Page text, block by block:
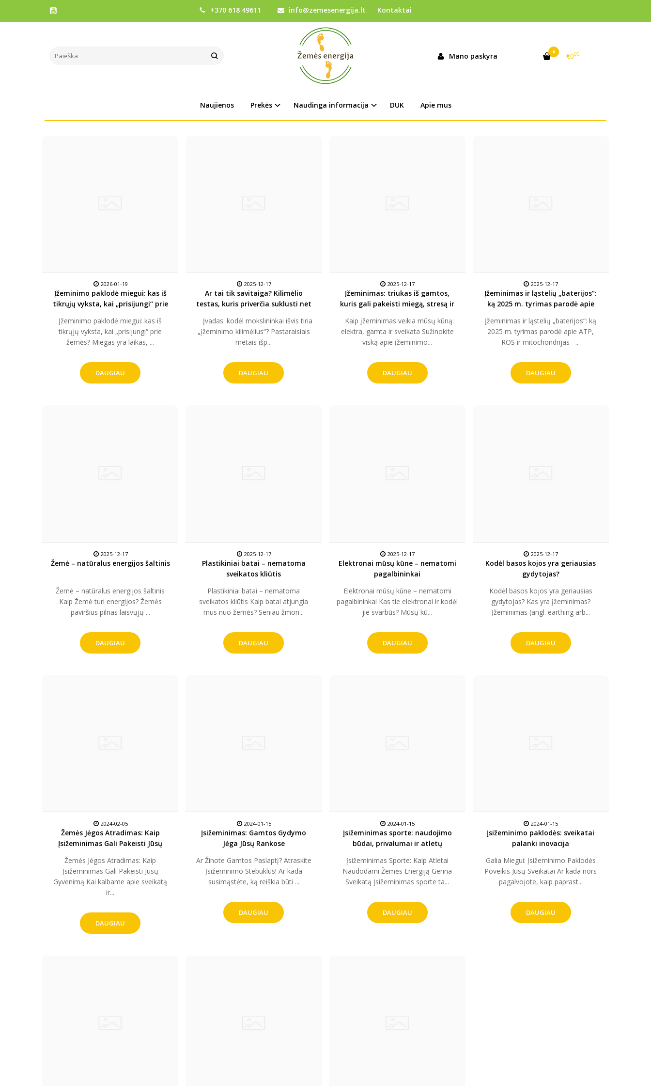
+370 618 49611 info@zemesenergija.lt Kontaktai
Mano paskyra 0 €000
Naujienos Prekės Naudinga informacija DUK Apie mus
NAUDINGA INFORMACIJA
Video
2026-01-19
Įžeminimo paklodė miegui: kas iš
tikrųjų vyksta, kai „prisijungi“ prie
Įžeminimo paklodė miegui: kas iš
tikrųjų vyksta, kai „prisijungi“ prie
žemės? Miegas yra laikas, ...
DAUGIAU
2025-12-17
Ar tai tik savitaiga? Kilimėlio
testas, kuris priverčia suklusti net
Įvadas: kodėl mokslininkai išvis tiria
„įžeminimo kilimėlius“? Pastaraisiais
metais išp...
DAUGIAU
2025-12-17
Įžeminimas: triukas iš gamtos,
kuris gali pakeisti miegą, stresą ir
Kaip įžeminimas veikia mūsų kūną:
elektra, gamta ir sveikata Sužinokite
viską apie įžeminimo...
DAUGIAU
2025-12-17
Įžeminimas ir ląstelių „baterijos“:
ką 2025 m. tyrimas parodė apie
Įžeminimas ir ląstelių „baterijos“: ką
2025 m. tyrimas parodė apie ATP,
ROS ir mitochondrijas ...
DAUGIAU
2025-12-17
Žemė – natūralus energijos šaltinis
Žemė – natūralus energijos šaltinis
Kaip Žemė turi energijos? Žemės
paviršius pilnas laisvųjų ...
DAUGIAU
2025-12-17
Plastikiniai batai – nematoma
sveikatos kliūtis
Plastikiniai batai – nematoma
sveikatos kliūtis Kaip batai atjungia
mus nuo žemės? Seniau žmon...
DAUGIAU
2025-12-17
Elektronai mūsų kūne – nematomi
pagalbininkai
Elektronai mūsų kūne – nematomi
pagalbininkai Kas tie elektronai ir kodėl
jie svarbūs? Mūsų kū...
DAUGIAU
2025-12-17
Kodėl basos kojos yra geriausias
gydytojas?
Kodėl basos kojos yra geriausias
gydytojas? Kas yra įžeminimas?
Įžeminimas (angl. earthing arb...
DAUGIAU
2024-02-05
Žemės Jėgos Atradimas: Kaip
Įsižeminimas Gali Pakeisti Jūsų
Žemės Jėgos Atradimas: Kaip
Įsižeminimas Gali Pakeisti Jūsų
Gyvenimą Kai kalbame apie sveikatą
ir...
DAUGIAU
2024-01-15
Įsižeminimas: Gamtos Gydymo
Jėga Jūsų Rankose
Ar Žinote Gamtos Paslaptį? Atraskite
Įsižeminimo Stebuklus! Ar kada
susimąstėte, ką reiškia būti ...
DAUGIAU
2024-01-15
Įsižeminimas sporte: naudojimo
būdai, privalumai ir atletų
Įsižeminimas Sporte: Kaip Atletai
Naudodami Žemės Energiją Gerina
Sveikatą Įsižeminimas sporte ta...
DAUGIAU
2024-01-15
Įsižeminimo paklodės: sveikatai
palanki inovacija
Galia Miegui: Įsižeminimo Paklodės
Poveikis Jūsų Sveikatai Ar kada nors
pagalvojote, kaip paprast...
DAUGIAU